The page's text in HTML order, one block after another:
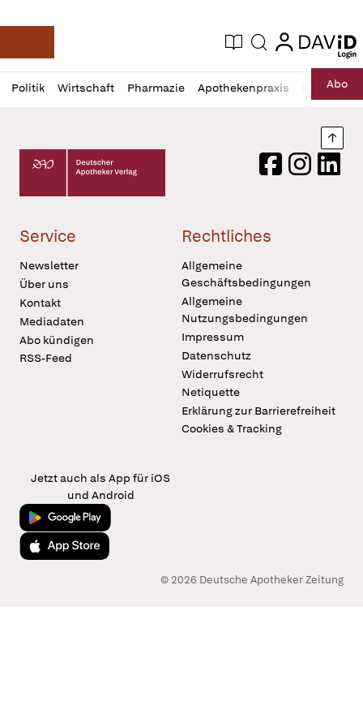
Deutsche Apotheker Zeitung
Aktuelle Ausgabe
Suche login
login
Politik Wirtschaft Pharmazie Apothekenpraxis RechtAbo
Profil
öffnen
Daz
Pur
Deutscher Apotheker Verlag Logo
FacebookInstagram
Service
Newsletter
Über uns
Kontakt
Mediadaten
Abo kündigen
RSS-Feed
Rechtliches
Allgemeine
Geschäftsbedingungen
Allgemeine
Nutzungsbedingungen
Impressum
Datenschutz
Widerrufsrecht
Netiquette
Erklärung zur Barrierefreiheit
Cookies & Tracking
Jetzt auch als App für iOS
und Android
Jetzt bei Google Play
Laden im App Store
© 2026 Deutsche Apotheker Zeitung